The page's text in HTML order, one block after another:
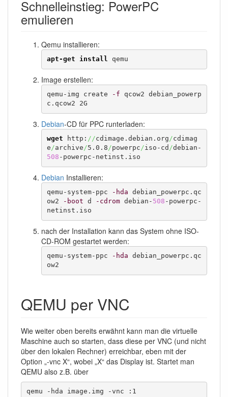
Schnelleinstieg: PowerPC
emulieren
Qemu installieren:
apt-get install qemu
Image erstellen:
qemu-img create -f qcow2 debian_powerp
c.qcow2 2G
Debian-CD für PPC runterladen:
wget http: //cdimage.debian.org/cdimag
e/archive/5.0.8/powerpc/iso-cd /debian-
508 -powerpc-netinst.iso
Debian Installieren:
qemu-system-ppc -hda debian_powerpc.qc
ow2
-boot d -cdrom debian- 508 -powerpc-
netinst.iso
nach der Installation kann das System ohne ISO-
CD-ROM gestartet werden:
qemu-system-ppc -hda debian_powerpc.qc
ow2
QEMU per VNC
Wie weiter oben bereits erwähnt kann man die virtuelle
Maschine auch so starten, dass diese per VNC (und nicht
über den lokalen Rechner) erreichbar, eben mit der
Option „-vnc X“, wobei „X“ das Display ist. Startet man
QEMU also z.B. über
qemu -hda image.img -vnc :1